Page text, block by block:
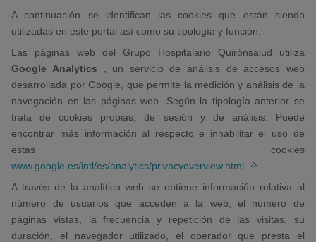
A continuación se identifican las cookies que están siendo
utilizadas en este portal así como su tipología y función:
Las páginas web del Grupo Hospitalario Quirónsalud utiliza
Google Analytics
, un servicio de análisis de accesos web
desarrollada por Google, que permite la medición y análisis de la
navegación en las páginas web. Según la tipología anterior se
trata de cookies propias, de sesión y de análisis. Puede
encontrar más información al respecto e inhabilitar el uso de
estas cookies
www.google.es/intl/es/analytics/privacyoverview.html
A través de la analítica web se obtiene información relativa al
número de usuarios que acceden a la web, el número de
páginas vistas, la frecuencia y repetición de las visitas, su
duración, el navegador utilizado, el operador que presta el